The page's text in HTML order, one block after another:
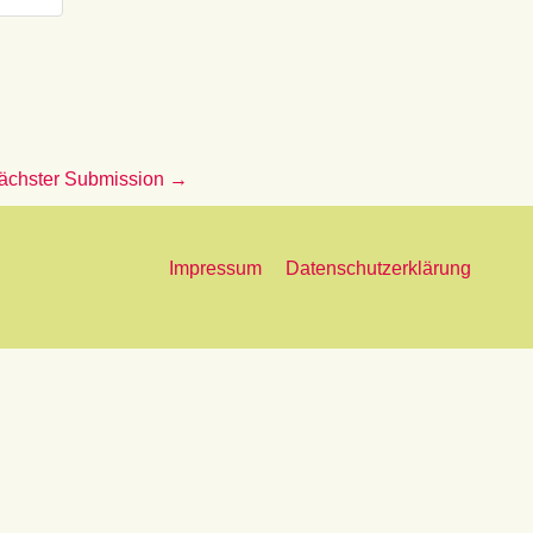
Submission →
Impressum Datenschutzerklärung